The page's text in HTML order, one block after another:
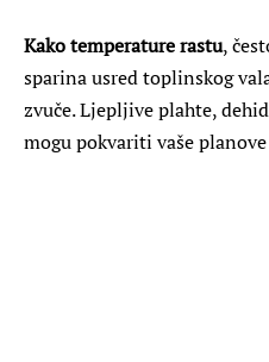
Kako temperature rastu,
sparina usred toplinskog
zvuče. Ljepljive plahte,
mogu pokvariti vaše